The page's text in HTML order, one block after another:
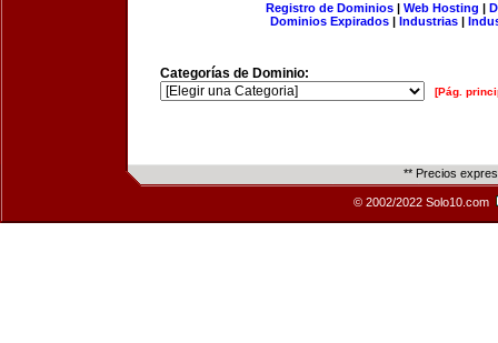
Registro de Dominios| Web Hosting |
Dominios Expirados | Industrias |
Categorías de Dominio:
[Pág.
** Precios
© 2002/2022 Solo10.com